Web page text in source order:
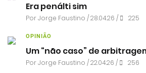
Era penálti sim
PorJorge Faustino / 28.04.26 / 225
OPINIÃO
Um “não caso” de
PorJorge Faustino / 22.04.26 / 256